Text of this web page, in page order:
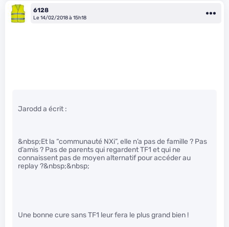
6128
Le 14/02/2018 à 15h18
Jarodd a écrit :
&nbsp;Et la “communauté NXi”, elle n’a pas de famille ? Pas
d’amis ? Pas de parents qui regardent TF1 et qui ne
connaissent pas de moyen alternatif pour accéder au
replay ?&nbsp;&nbsp;
Une bonne cure sans TF1 leur fera le plus grand bien !